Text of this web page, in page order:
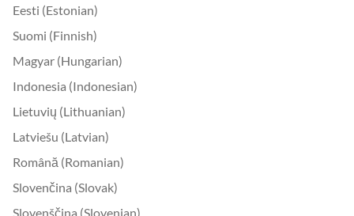
Eesti (Estonian)
Suomi (Finnish)
Magyar (Hungarian)
Indonesia (Indonesian)
Lietuvių (Lithuanian)
Latviešu (Latvian)
Română (Romanian)
Slovenčina (Slovak)
Slovenščina (Slovenian)